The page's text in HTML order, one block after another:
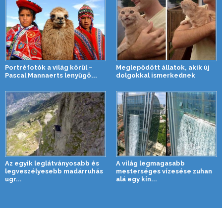
Portréfotók a világ körül –
Pascal Mannaerts lenyűgö...
Meglepődött állatok, akik új
dolgokkal ismerkednek
Az egyik leglátványosabb és
legveszélyesebb madárruhás
ugr...
A világ legmagasabb
mesterséges vízesése zuhan
alá egy kín...